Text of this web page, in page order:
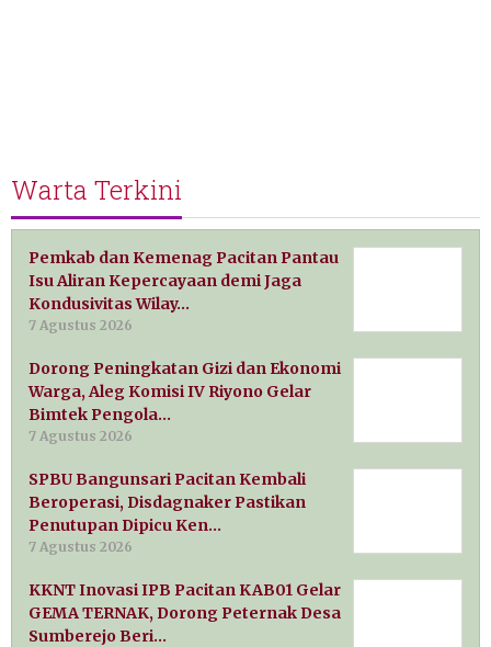
Warta Terkini
Pemkab dan Kemenag Pacitan Pantau
Isu Aliran Kepercayaan demi Jaga
Kondusivitas Wilay…
7 Agustus 2026
Dorong Peningkatan Gizi dan Ekonomi
Warga, Aleg Komisi IV Riyono Gelar
Bimtek Pengola…
7 Agustus 2026
SPBU Bangunsari Pacitan Kembali
Beroperasi, Disdagnaker Pastikan
Penutupan Dipicu Ken…
7 Agustus 2026
KKNT Inovasi IPB Pacitan KAB01 Gelar
GEMA TERNAK, Dorong Peternak Desa
Sumberejo Beri…